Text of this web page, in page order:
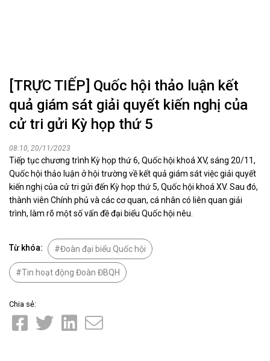
[TRỰC TIẾP] Quốc hội thảo luận kết
quả giám sát giải quyết kiến nghị của
cử tri gửi Kỳ họp thứ 5
08:10, 20/11/2023
Tiếp tục chương trình Kỳ họp thứ 6, Quốc hội khoá XV, sáng 20/11,
Quốc hội thảo luận ở hội trường về kết quả giám sát việc giải quyết
kiến nghị của cử tri gửi đến Kỳ họp thứ 5, Quốc hội khoá XV. Sau đó,
thành viên Chính phủ và các cơ quan, cá nhân có liên quan giải
trình, làm rõ một số vấn đề đại biểu Quốc hội nêu.
Từ khóa: Đoàn đại biểu Quốc hội
Tin hoạt động Đoàn ĐBQH
Chia sẻ: